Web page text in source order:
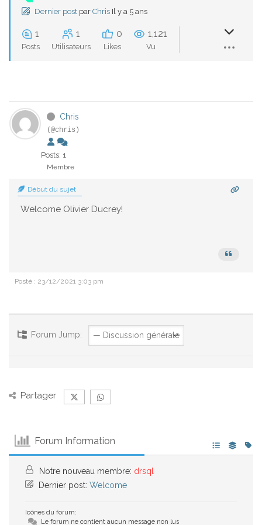
Dernier post par Chris Il y a 5 ans
1
Posts
1
Utilisateurs
0
Likes
1,121
Vu
Chris
(@chris)
Posts: 1
Membre
Début du sujet
Welcome Olivier Ducrey!
Posté : 23/12/2021 3:03 pm
Forum Jump:
Partager
Forum Information
Notre nouveau membre: drsql
Dernier post: Welcome
Icônes du forum:
Le forum ne contient aucun message non lus